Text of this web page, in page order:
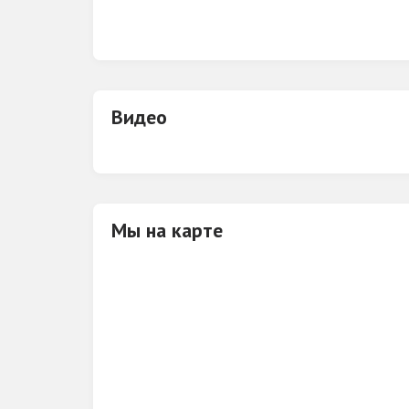
Видео
Мы на карте